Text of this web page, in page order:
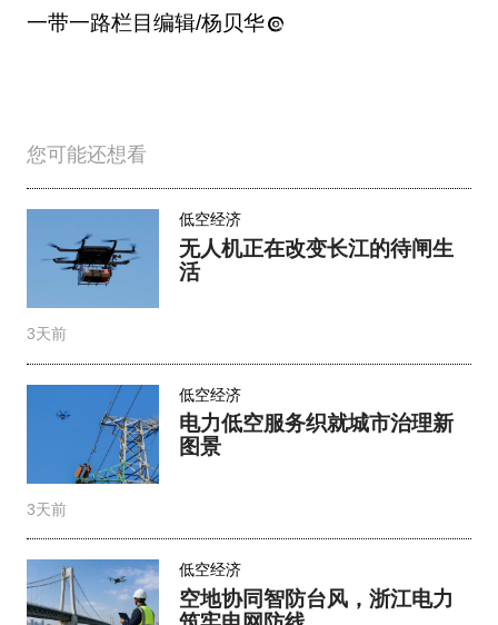
一带一路栏目编辑/杨贝华
您可能还想看
低空经济
无人机正在改变长江的待闸生
活
3天前
低空经济
电力低空服务织就城市治理新
图景
3天前
低空经济
空地协同智防台风，浙江电力